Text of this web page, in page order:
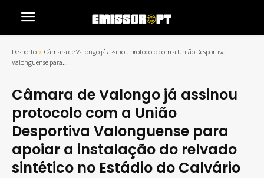
Desporto
Câmara de Valongo já assinou protocolo com a União Desportiva
Valonguense para...
Câmara de Valongo já assinou
protocolo com a União
Desportiva Valonguense para
apoiar a instalação do relvado
sintético no Estádio do Calvário